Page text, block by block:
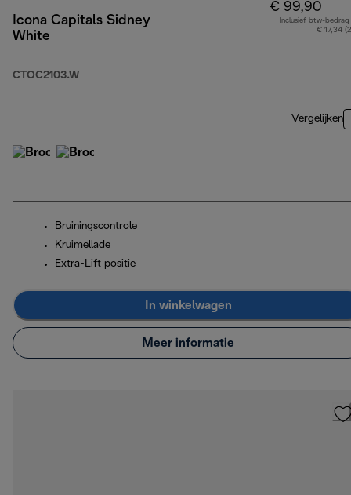
Icona Capitals Sidney
White
CTOC2103.W
€ 99,90
Inclusief btw-bedrag
€ 17,34
Vergelijken
Bruiningscontrole
Kruimellade
Extra-Lift positie
In winkelwagen
Meer informatie